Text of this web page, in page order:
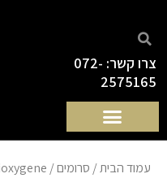
צרו קשר: 072-
2575165
עמוד הבית/ סרומים/ serum bioxygene – סרום חמצן